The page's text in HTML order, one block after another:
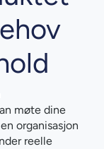
møte dine
organisasjon
reelle